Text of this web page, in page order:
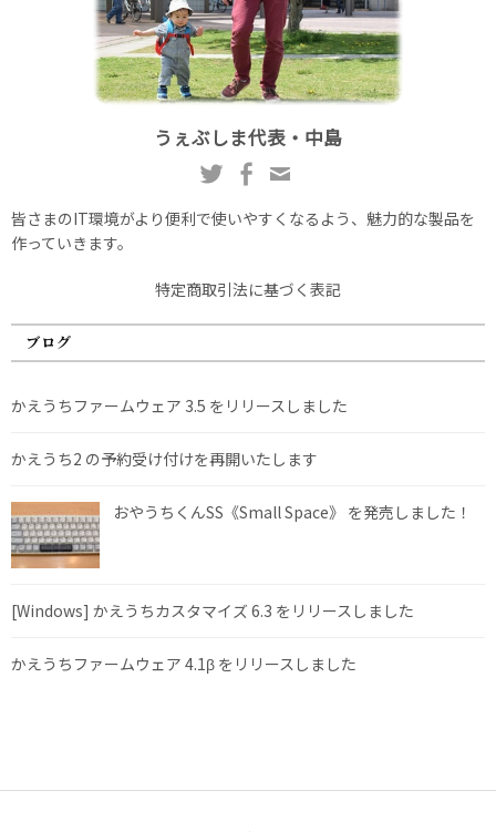
うぇぶしま代表・中島
皆さまのIT環境がより便利で使いやすくなるよう、魅力的な製品を
作っていきます。
特定商取引法に基づく表記
ブログ
かえうちファームウェア 3.5 をリリースしました
かえうち2 の予約受け付けを再開いたします
おやうちくんSS《Small Space》 を発売しました！
[Windows] かえうちカスタマイズ 6.3 をリリースしました
かえうちファームウェア 4.1β をリリースしました